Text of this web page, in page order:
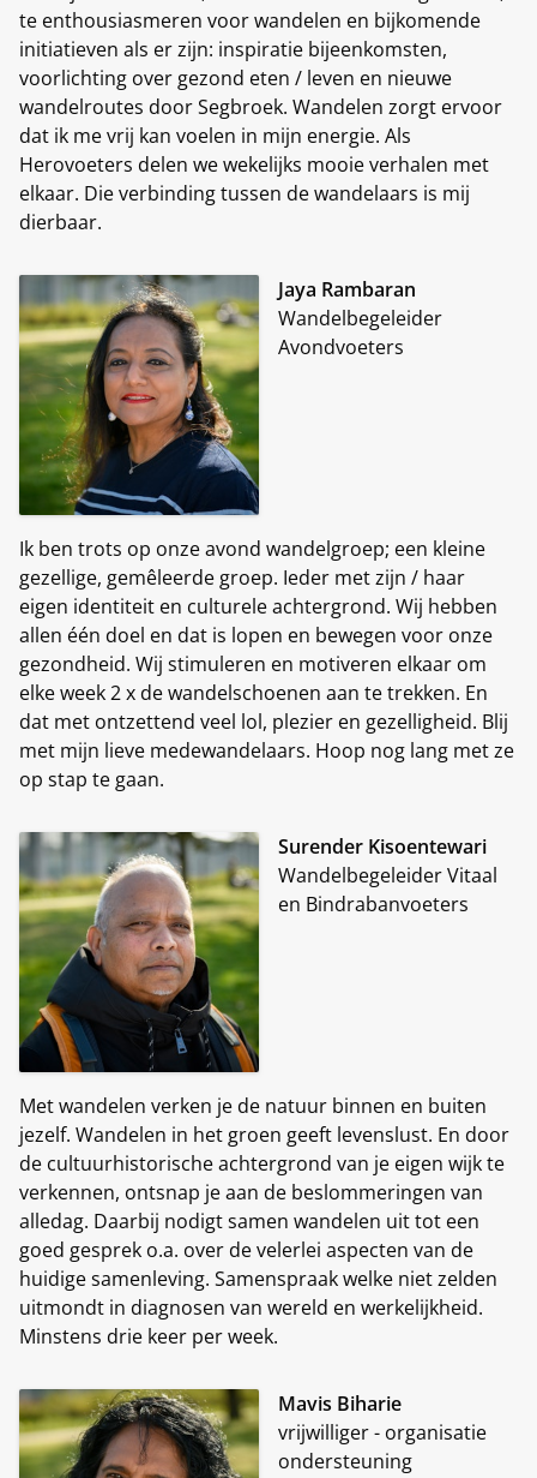
te enthousiasmeren voor wandelen en bijkomende
initiatieven als er zijn: inspiratie bijeenkomsten,
voorlichting over gezond eten / leven en nieuwe
wandelroutes door Segbroek. Wandelen zorgt ervoor
dat ik me vrij kan voelen in mijn energie. Als
Herovoeters delen we wekelijks mooie verhalen met
elkaar. Die verbinding tussen de wandelaars is mij
dierbaar.
Jaya Rambaran
Wandelbegeleider
Avondvoeters
Ik ben trots op onze avond wandelgroep; een kleine
gezellige, gemêleerde groep. Ieder met zijn / haar
eigen identiteit en culturele achtergrond. Wij hebben
allen één doel en dat is lopen en bewegen voor onze
gezondheid. Wij stimuleren en motiveren elkaar om
elke week 2 x de wandelschoenen aan te trekken. En
dat met ontzettend veel lol, plezier en gezelligheid. Blij
met mijn lieve medewandelaars. Hoop nog lang met ze
op stap te gaan.
Surender Kisoentewari
Wandelbegeleider Vitaal
en Bindrabanvoeters
Met wandelen verken je de natuur binnen en buiten
jezelf. Wandelen in het groen geeft levenslust. En door
de cultuurhistorische achtergrond van je eigen wijk te
verkennen, ontsnap je aan de beslommeringen van
alledag. Daarbij nodigt samen wandelen uit tot een
goed gesprek o.a. over de velerlei aspecten van de
huidige samenleving. Samenspraak welke niet zelden
uitmondt in diagnosen van wereld en werkelijkheid.
Minstens drie keer per week.
Mavis Biharie
vrijwilliger - organisatie
ondersteuning